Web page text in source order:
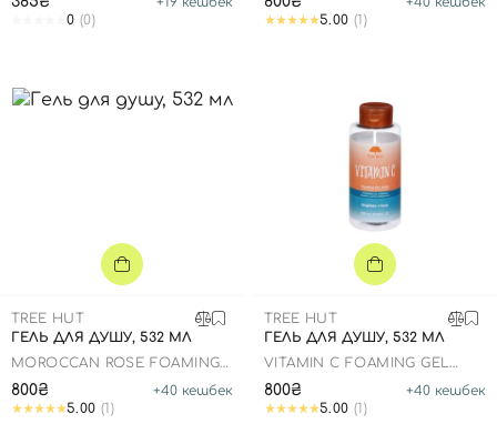
0 (0)
5.00 (1)
TREE HUT
ГЕЛЬ ДЛЯ ДУШУ, 532 МЛ
MOROCCAN ROSE FOAMING
800₴ +40 кешбек
5.00 (1)
TREE HUT
ГЕЛЬ ДЛЯ ДУШУ, 532 МЛ
VITAMIN C FOAMING GEL
800₴ +40 кешбек
5.00 (1)
Вхід Реєстрація
Номер телефону